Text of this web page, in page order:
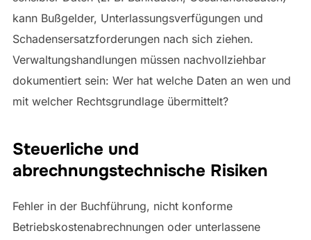
kann Bußgelder, Unterlassungsverfügungen und
Schadensersatzforderungen nach sich ziehen.
Verwaltungshandlungen müssen nachvollziehbar
dokumentiert sein: Wer hat welche Daten an wen und
mit welcher Rechtsgrundlage übermittelt?
Steuerliche und
abrechnungstechnische Risiken
Fehler in der Buchführung, nicht konforme
Betriebskostenabrechnungen oder unterlassene